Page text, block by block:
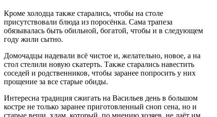
Кроме холодца также старались, чтобы на столе
присутствовали блюда из поросёнка. Сама трапеза
обязывалась быть обильной, богатой, чтобы и в следующем
году жили сытно.
Домочадцы надевали всё чистое и, желательно, новое, а на
стол стелили новую скатерть. Также старались навестить
соседей и родственников, чтобы заранее попросить у них
прощение за все старые обиды.
Интересна традиция сжигать на Васильев день в большом
костре не только заранее приготовленный сноп сена, но и